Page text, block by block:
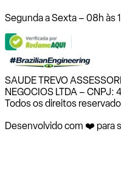
Segunda a Sexta – 08h às
SAUDE TREVO
NEGOCIOS LTDA –
Todos os direitos
Desenvolvido com ❤️ para